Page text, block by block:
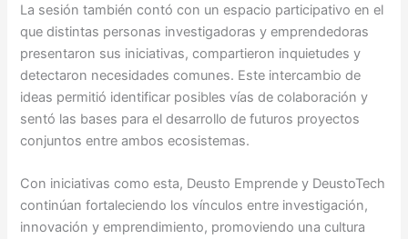
La sesión también contó con un espacio participativo en el
que distintas personas investigadoras y emprendedoras
presentaron sus iniciativas, compartieron inquietudes y
detectaron necesidades comunes. Este intercambio de
ideas permitió identificar posibles vías de colaboración y
sentó las bases para el desarrollo de futuros proyectos
conjuntos entre ambos ecosistemas.
Con iniciativas como esta, Deusto Emprende y DeustoTech
continúan fortaleciendo los vínculos entre investigación,
innovación y emprendimiento, promoviendo una cultura